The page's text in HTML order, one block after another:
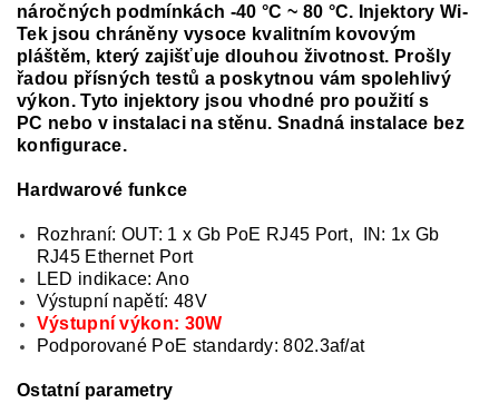
náročných podmínkách -40 °C ~ 80 °C. Injektory Wi-
Tek jsou chráněny vysoce kvalitním kovovým
pláštěm, který zajišťuje dlouhou životnost. Prošly
řadou přísných testů a poskytnou vám spolehlivý
výkon. Tyto injektory jsou vhodné pro použití s
PC nebo v instalaci na stěnu. Snadná instalace bez
konfigurace.
Hardwarové funkce
Rozhraní: OUT: 1 x Gb PoE RJ45 Port, IN: 1x Gb
RJ45 Ethernet Port
LED indikace: Ano
Výstupní napětí: 48V
Výstupní výkon: 30W
Podporované PoE standardy: 802.3af/at
Ostatní parametry